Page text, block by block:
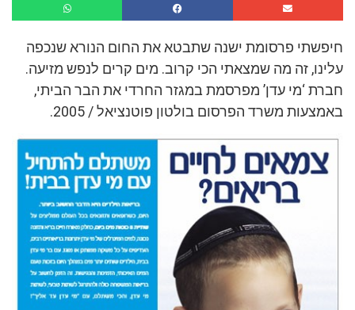
חיפשתי פרסומת ישנה שתבטא את החום הנורא שנכפה
עלינו, זה מה שמצאתי הכי קרוב. מים קרים לנפש מזיעה.
חברת ‘מי עדן’ מפרסמת במגזר החרדי את הבר הביתי,
באמצעות משרד הפרסום בולטון פוטנציאל / 2005.